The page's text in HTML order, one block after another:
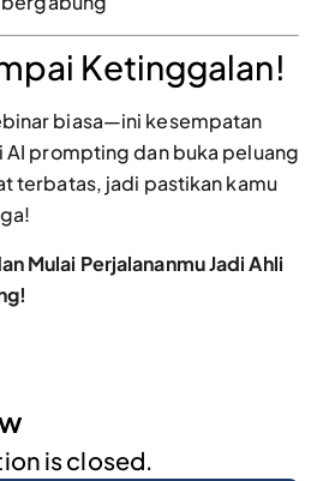
Ketinggalan!
biasa—ini kesempatan
AI prompting dan buka peluang
terbatas, jadi pastikan kamu
Mulai Perjalananmu Jadi Ahli
is closed.